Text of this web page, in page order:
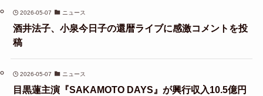
2026-05-07 ニュース
酒井法子、小泉今日子の還暦ライブに感激コメントを投
稿
2026-05-07 ニュース
目黒蓮主演『SAKAMOTO DAYS』が興行収入10.5億円